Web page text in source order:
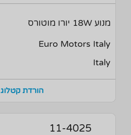
מנוע 18W יורו מוטורס
Euro Motors Italy
Italy
הורדת קטלוג
11-4025